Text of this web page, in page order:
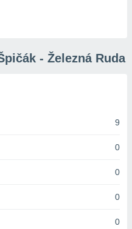
- Železná Ruda
9
0
0
0
0